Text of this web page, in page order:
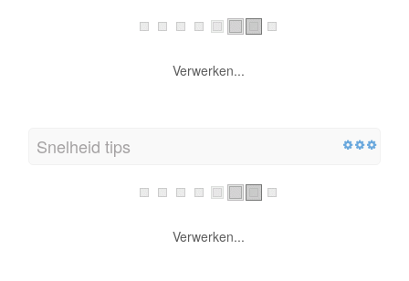
Verwerken...
Snelheid tips
Verwerken...